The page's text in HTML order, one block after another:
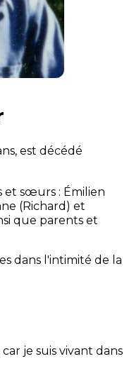
est décédé
et sœurs : Émilien
(Richard) et
que parents et
dans l'intimité de la
je suis vivant dans